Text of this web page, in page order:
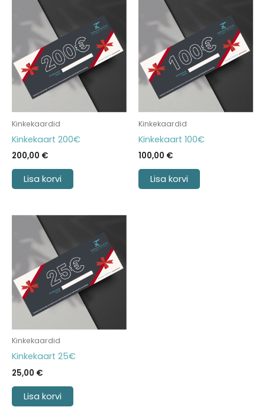
Kinkekaardid
Kinkekaart 200€
200,00 €
Lisa korvi
Kinkekaardid
Kinkekaart 100€
100,00 €
Lisa korvi
Kinkekaardid
Kinkekaart 25€
25,00 €
Lisa korvi